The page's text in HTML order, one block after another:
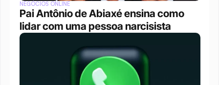
NEGÓCIOS ONLINE
Pai Antônio de Abiaxé ensina como
lidar com uma pessoa narcisista